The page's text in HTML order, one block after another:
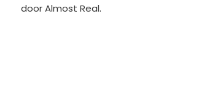
door Almost Real.